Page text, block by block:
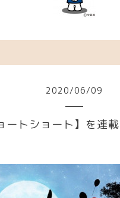
2020/06/09
ートショート】を連